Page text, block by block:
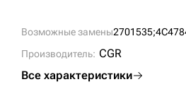
Возможные замены2701535;
Производитель: CGR
Все характеристики